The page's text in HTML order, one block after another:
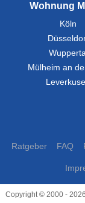
Wohnung
Köln
Mülheim an
Ratgeber FAQ
Copyright © 2000 -